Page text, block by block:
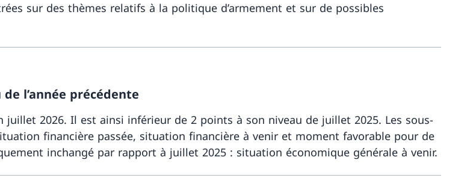
sur des thèmes relatifs à la politique d’armement et sur de possibles
l’année précédente
juillet 2026. Il est ainsi inférieur de 2 points à son niveau de juillet 2025. Les sous-
financière passée, situation financière à venir et moment favorable pour de
inchangé par rapport à juillet 2025 : situation économique générale à venir.